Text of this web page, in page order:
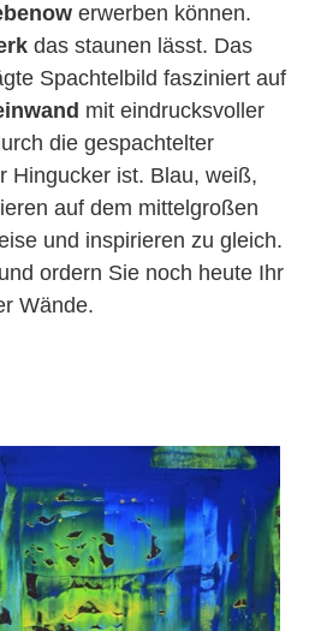
erwerben können.
das staunen lässt. Das
Spachtelbild fasziniert auf
mit eindrucksvoller
die gespachtelter
Hingucker ist. Blau, weiß,
auf dem mittelgroßen
und inspirieren zu gleich.
ordern Sie noch heute Ihr
Wände.